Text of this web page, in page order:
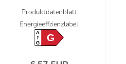
Produktdatenblatt
Energieeffzienzlabel
A
GG